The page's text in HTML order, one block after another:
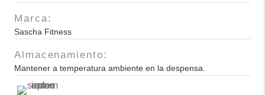
Marca:
Sascha Fitness
Almacenamiento:
Mantener a temperatura ambiente en la despensa.